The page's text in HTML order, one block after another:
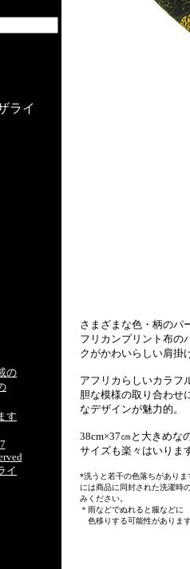
ライ
の
す
イ
さまざまな色・柄のパ
フリカンプリント布の
クがかわいらしい肩掛
アフリカらしいカラフ
胆な模様の取り合わせ
なデザインが魅力的。
38cm×37㎝と大きめな
サイズも楽々はいりま
*洗うと若干の色落ちがありま
には商品に同封された洗濯時
みください。
＊雨などでぬれると服などに
色移りする可能性がありま